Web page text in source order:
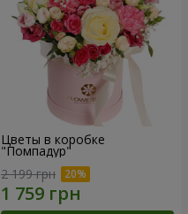
Цветы в коробке
"Помпадур"
2 199 грн